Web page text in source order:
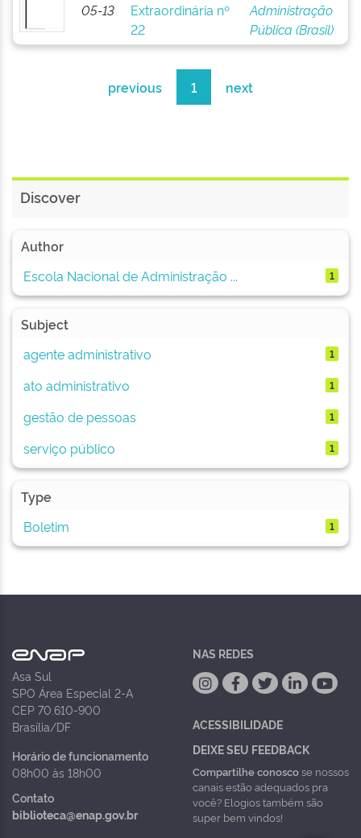
05-13
Extraordinária nº
22
Administração
Pública (Brasil)
previous 1 next
Discover
Author
Escola Nacional de Administração ...
1
Subject
agente administrativo
1
ato administrativo 1
gestão de pessoas 1
serviço público 1
Type
Boletim
1
Asa Sul
SPO Área Especial 2-A
CEP 70.610-900
Brasília/DF
Horário de funcionamento
08h00 às 18h00
Contato
biblioteca@enap.gov.br
NAS REDES
ACESSIBILIDADE
DEIXE SEU FEEDBACK
Compartilhe conoscose nossos
canais estão adequados pra
você? Elogios também são
super bem vindos!